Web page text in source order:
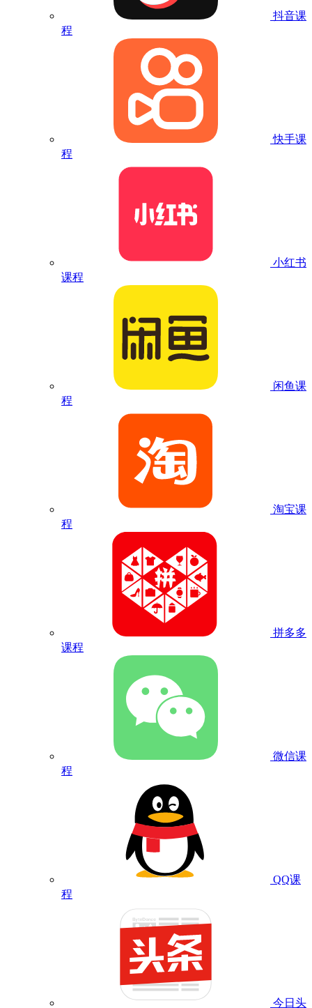
抖音课
程
快手课
程
小红书
课程
闲鱼课
程
淘宝课
程
拼多多
课程
微信课
程
QQ课
程
今日头